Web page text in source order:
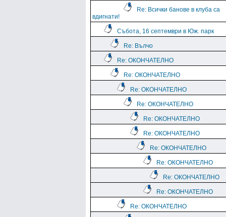
Re: Всички банове в клуба са
вдигнати!
Събота, 16 септември в Юж. парк
Re: Вълчо
Re: ОКОНЧАТЕЛНО
Re: ОКОНЧАТЕЛНО
Re: ОКОНЧАТЕЛНО
Re: ОКОНЧАТЕЛНО
Re: ОКОНЧАТЕЛНО
Re: ОКОНЧАТЕЛНО
Re: ОКОНЧАТЕЛНО
Re: ОКОНЧАТЕЛНО
Re: ОКОНЧАТЕЛНО
Re: ОКОНЧАТЕЛНО
Re: ОКОНЧАТЕЛНО